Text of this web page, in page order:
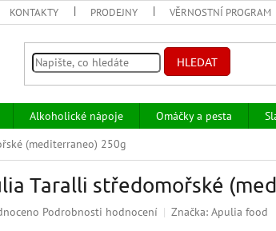
KONTAKTY PRODEJNY VĚRNOSTNÍ PROGRAM
HLEDAT
Alkoholické nápoje Omáčky a pesta
(mediterraneo) 250g
Taralli středomořské
Podrobnosti hodnocení Značka: Apulia food